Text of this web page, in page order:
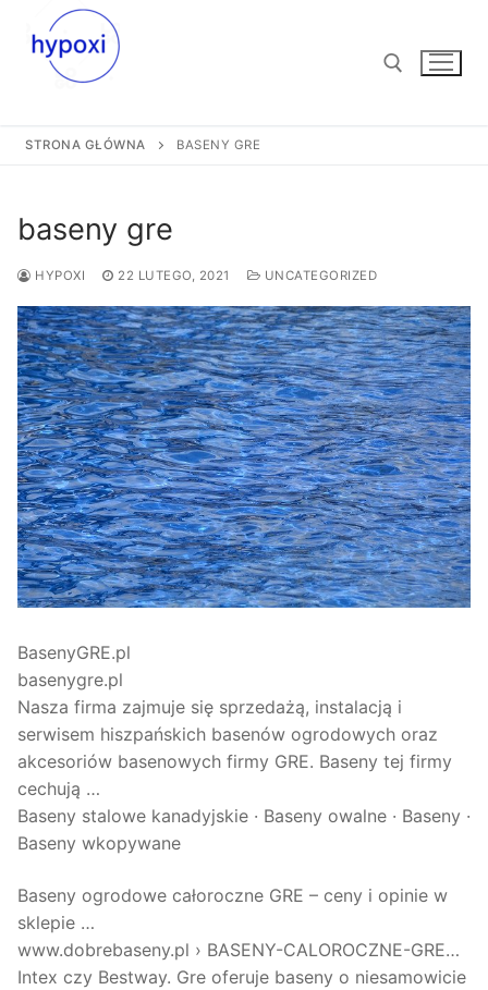
Przejdź
Szukaj:
STRONA GŁÓWNA BASENY GRE
baseny gre
HYPOXI 22 LUTEGO, 2021 UNCATEGORIZED
BasenyGRE.pl
basenygre.pl
Nasza firma zajmuje się sprzedażą, instalacją i
serwisem hiszpańskich basenów ogrodowych oraz
akcesoriów basenowych firmy GRE. Baseny tej firmy
cechują …
‎Baseny stalowe kanadyjskie · ‎Baseny owalne · ‎Baseny ·
‎Baseny wkopywane
Baseny ogrodowe całoroczne GRE – ceny i opinie w
sklepie …
www.dobrebaseny.pl › BASENY-CALOROCZNE-GRE…
Intex czy Bestway. Gre oferuje baseny o niesamowicie